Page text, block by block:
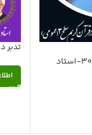
تدبر در قرآن سطح 3 (جزء 30-استاد
تدبر